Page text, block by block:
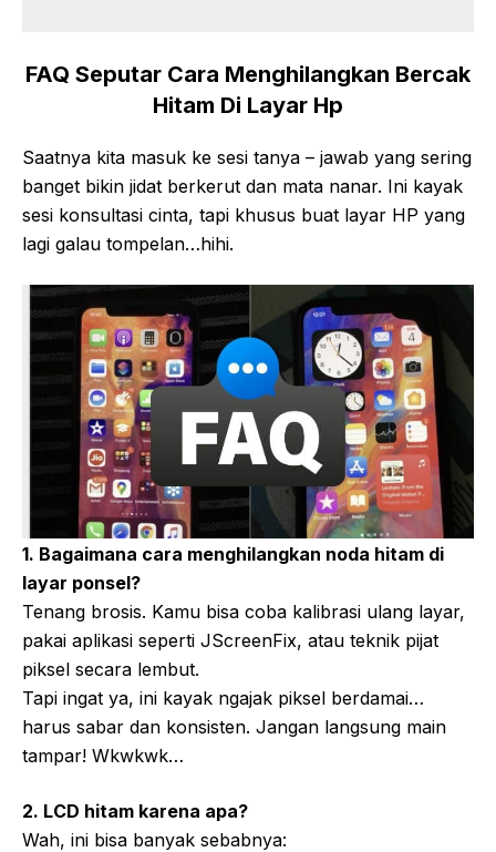
FAQ Seputar Cara Menghilangkan Bercak
Hitam Di Layar Hp
Saatnya kita masuk ke sesi tanya – jawab yang sering
banget bikin jidat berkerut dan mata nanar. Ini kayak
sesi konsultasi cinta, tapi khusus buat layar HP yang
lagi galau tompelan…hihi.
1. Bagaimana cara menghilangkan noda hitam di
layar ponsel?
Tenang brosis. Kamu bisa coba kalibrasi ulang layar,
pakai aplikasi seperti JScreenFix, atau teknik pijat
piksel secara lembut.
Tapi ingat ya, ini kayak ngajak piksel berdamai…
harus sabar dan konsisten. Jangan langsung main
tampar! Wkwkwk…
2. LCD hitam karena apa?
Wah, ini bisa banyak sebabnya: